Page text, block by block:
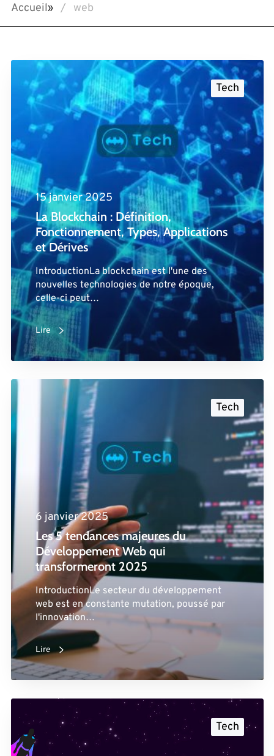
Accueil» web
Tech
15 janvier 2025
La Blockchain : Définition,
Fonctionnement, Types, Applications
et Dérives
IntroductionLa blockchain est l'une des
nouvelles technologies de notre époque,
celle-ci peut…
Lire
Tech
6 janvier 2025
Les 5 tendances majeures du
Développement Web qui
transformeront 2025
IntroductionLe secteur du développement
web est en constante mutation, poussé par
l'innovation…
Lire
Tech